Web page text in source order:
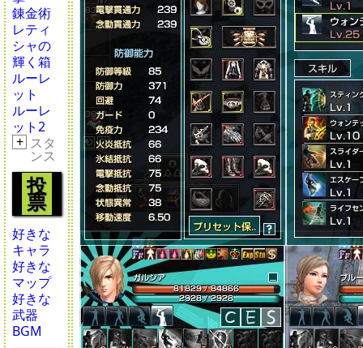
錬金術
レティ
シャの
輝く箱
ルーレ
ット
ルーレ
ット2
+ スタ
ンス
投
票
好きな
キャラ
好きな
マップ
好きな
武器
BGM